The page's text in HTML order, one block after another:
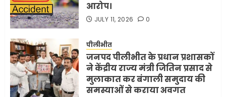
आरोप।
JULY 11, 2026 0
पीलीभीत
जनपद पीलीभीत के प्रधान प्रशासकों
ने केंद्रीय राज्य मंत्री जितिन प्रसाद से
मुलाकात कर बंगाली समुदाय की
समस्याओं से कराया अवगत